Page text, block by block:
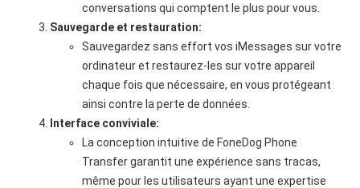
conversations qui comptent le plus pour vous.
Sauvegarde et restauration:
Sauvegardez sans effort vos iMessages sur votre
ordinateur et restaurez-les sur votre appareil
chaque fois que nécessaire, en vous protégeant
ainsi contre la perte de données.
Interface conviviale:
La conception intuitive de FoneDog Phone
Transfer garantit une expérience sans tracas,
même pour les utilisateurs ayant une expertise